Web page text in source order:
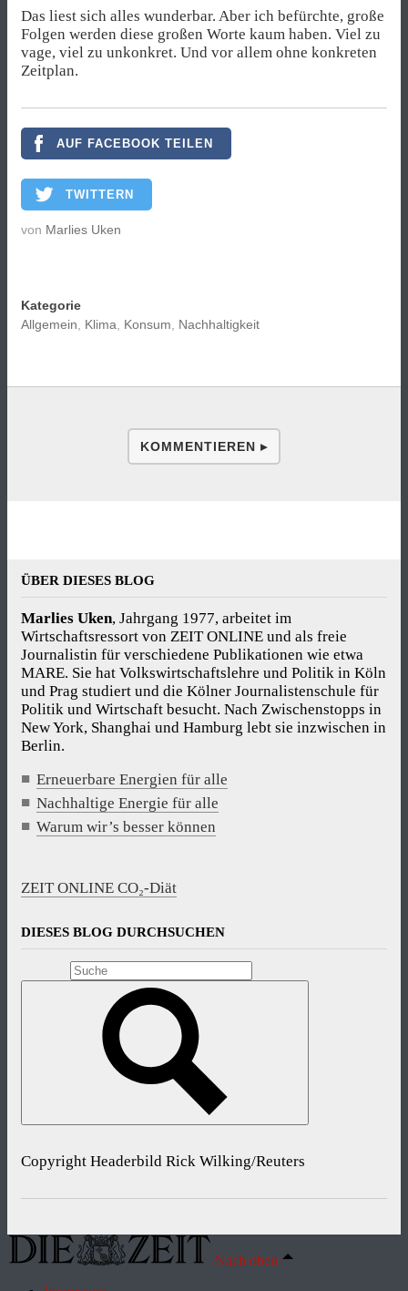
Das liest sich alles wunderbar. Aber ich befürchte, große
Folgen werden diese großen Worte kaum haben. Viel zu
vage, viel zu unkonkret. Und vor allem ohne konkreten
Zeitplan.
AUF FACEBOOK TEILEN
TWITTERN
von Marlies Uken
Kategorie
Allgemein
Klima Konsum Nachhaltigkeit
KOMMENTIEREN ▸
ÜBER DIESES BLOG
Marlies Uken, Jahrgang 1977, arbeitet im
Wirtschaftsressort von ZEIT ONLINE und als freie
Journalistin für verschiedene Publikationen wie etwa
MARE. Sie hat Volkswirtschaftslehre und Politik in Köln
und Prag studiert und die Kölner Journalistenschule für
Politik und Wirtschaft besucht. Nach Zwischenstopps in
New York, Shanghai und Hamburg lebt sie inzwischen in
Berlin.
Erneuerbare Energien für alle
Nachhaltige Energie für alle
Warum wir’s besser können
ZEIT ONLINE CO₂-Diät
DIESES BLOG DURCHSUCHEN
Copyright Headerbild Rick Wilking/Reuters
Nach oben